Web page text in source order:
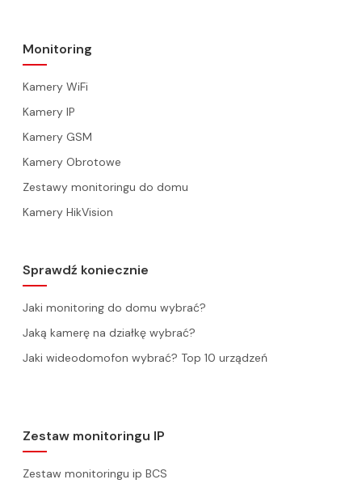
Monitoring
Kamery WiFi
Kamery IP
Kamery GSM
Kamery Obrotowe
Zestawy monitoringu do domu
Kamery HikVision
Sprawdź koniecznie
Jaki monitoring do domu wybrać?
Jaką kamerę na działkę wybrać?
Jaki wideodomofon wybrać? Top 10 urządzeń
Zestaw monitoringu IP
Zestaw monitoringu ip BCS